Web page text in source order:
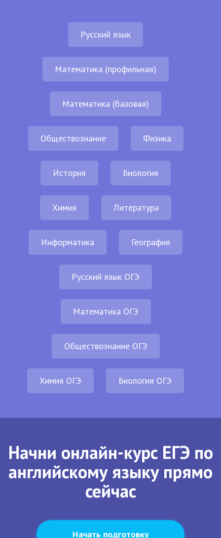
Русский язык
Математика (профильная)
Математика (базовая)
Обществознание Физика
История Биология
Химия Литература
Информатика География
Русский язык ОГЭ
Математика ОГЭ
Обществознание ОГЭ
Химия ОГЭ Биология ОГЭ
Начни онлайн-курс ЕГЭ по
английскому языку прямо
сейчас
Начать подготовку